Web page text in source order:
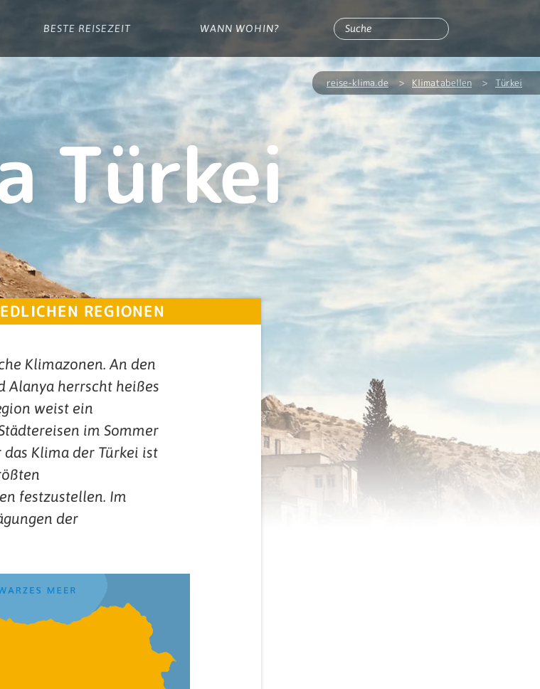
BESTE REISEZEIT WANN WOHIN?
Türkei
reise-klima.de > Klimatabellen > Türkei
REGIONEN
Klimazonen. An den
Alanya herrscht heißes
weist ein
im Sommer
Klima der Türkei ist
festzustellen. Im
der